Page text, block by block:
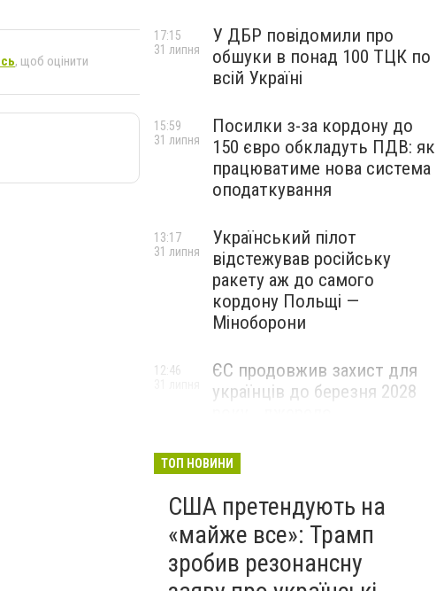
, щоб оцінити
У ДБР повідомили про
обшуки в понад 100 ТЦК по
всій Україні
17:15
31 липня
Посилки з-за кордону до
150 євро обкладуть ПДВ: як
працюватиме нова система
оподаткування
15:59
31 липня
Український пілот
відстежував російську
ракету аж до самого
кордону Польщі —
Міноборони
13:17
31 липня
ЄС продовжив захист для
українців до березня 2028
12:46
ТОП НОВИНИ
США претендують на
«майже все»: Трамп
зробив резонансну